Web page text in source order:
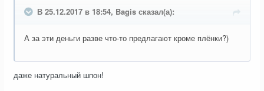
В 25.12.2017 в 18:54, Bagis сказал(а):
А за эти деньги разве что-то предлагают кроме плёнки?)
даже натуральный шпон!